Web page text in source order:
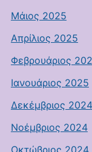
Μάιος 2025
Απρίλιος 2025
Φεβρουάριος
Ιανουάριος 2025
Δεκέμβριος 2024
Νοέμβριος 2024
Οκτώβριος 2024